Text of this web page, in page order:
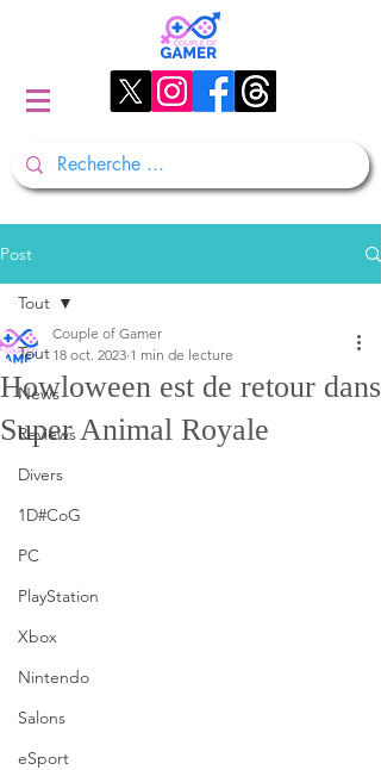
Post
Tout
News
Reviews
Divers
1D#CoG
PC
PlayStation
Xbox
Nintendo
Salons
eSport
Tout
Howloween est de retour dans
Super Animal Royale
Couple of Gamer
18 oct. 2023 1 min de lecture